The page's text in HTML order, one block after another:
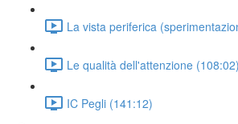
La vista periferica
Le qualità dell'attenzione (108:02)
IC Pegli (141:12)